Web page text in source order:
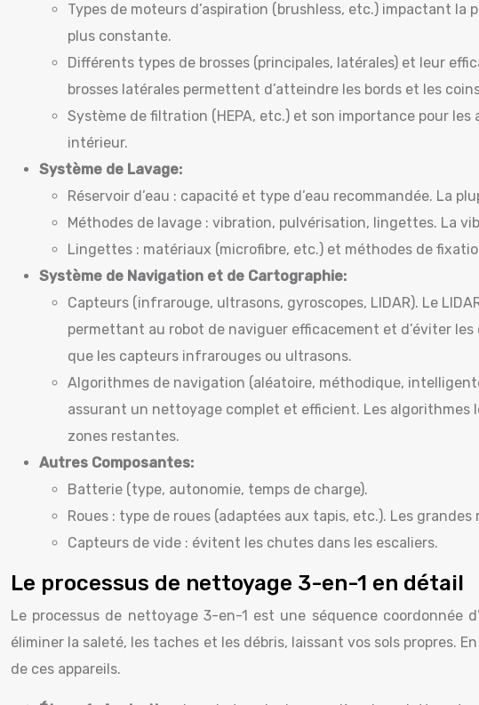
Types de moteurs d’aspiration (brushless, etc.) impactant
plus constante.
Différents types de brosses (principales, latérales) et leur
brosses latérales permettent d’atteindre les bords et les
Système de filtration (HEPA, etc.) et son importance pour les
intérieur.
Système de Lavage:
Réservoir d’eau : capacité et type d’eau recommandée. La
Méthodes de lavage : vibration, pulvérisation, lingettes. La
Lingettes : matériaux (microfibre, etc.) et méthodes de
Système de Navigation et de Cartographie:
Capteurs (infrarouge, ultrasons, gyroscopes, LIDAR). Le
permettant au robot de naviguer efficacement et d’éviter
que les capteurs infrarouges ou ultrasons.
Algorithmes de navigation (aléatoire, méthodique,
assurant un nettoyage complet et efficient. Les algorithmes
zones restantes.
Autres Composantes:
Batterie (type, autonomie, temps de charge).
Roues : type de roues (adaptées aux tapis, etc.). Les
Capteurs de vide : évitent les chutes dans les escaliers.
Le processus de nettoyage 3-en-1 en détail
Le processus de nettoyage 3-en-1 est une séquence coordonnée
éliminer la saleté, les taches et les débris, laissant vos sols propres.
de ces appareils.